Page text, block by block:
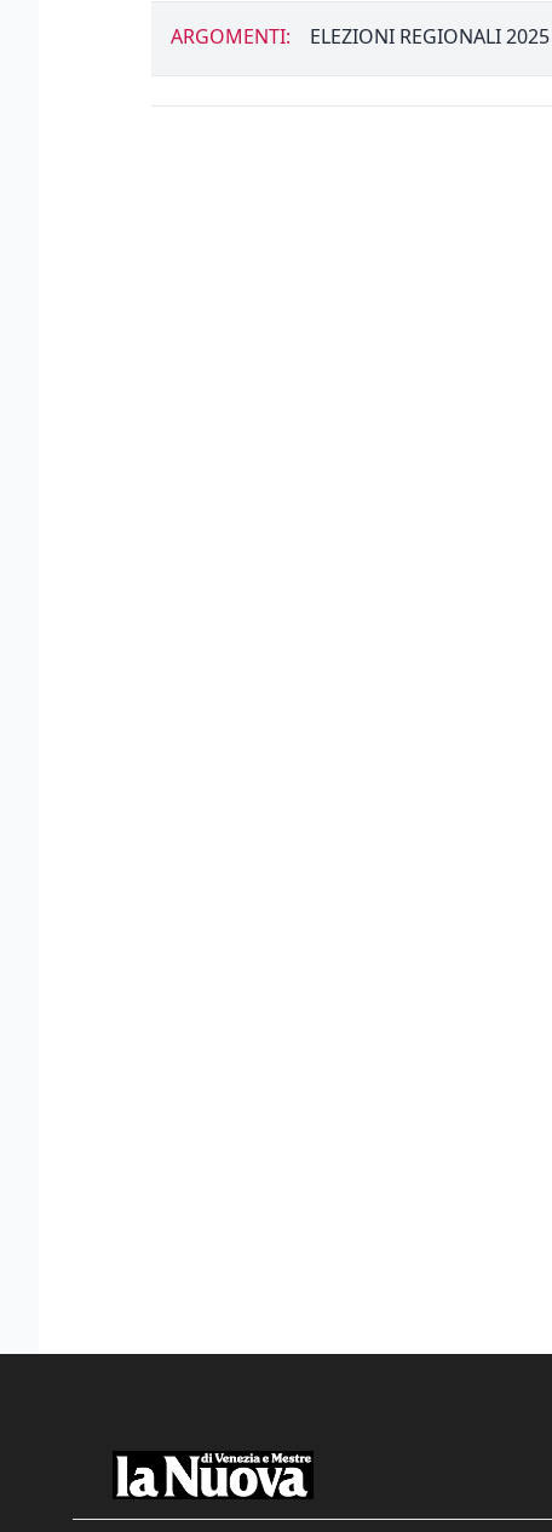
ARGOMENTI: ELEZIONI REGIONALI 2025